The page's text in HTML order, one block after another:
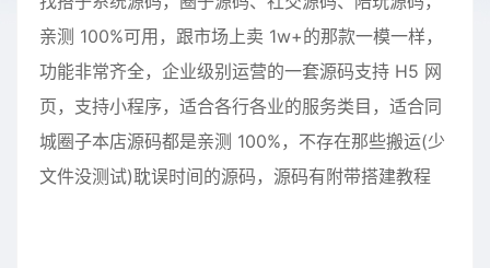
亲测 100%可用，跟市场上卖 1w+的那款一模一样，
功能非常齐全，企业级别运营的一套源码支持 H5 网
页，支持小程序，适合各行各业的服务类目，适合同
城圈子本店源码都是亲测 100%，不存在那些搬运(少
文件没测试)耽误时间的源码，源码有附带搭建教程